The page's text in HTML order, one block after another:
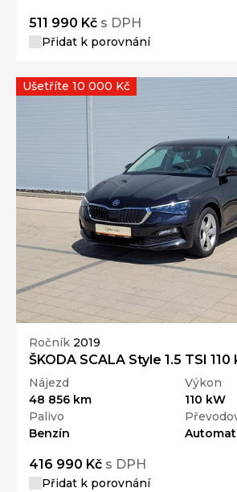
511 990 Kč s DPH
Přidat k porovnání
Ročník 2019
ŠKODA SCALA Style 1.5 TSI
Nájezd
48 856 km
Výkon
110 kW
Palivo
Benzín
416 990 Kč s DPH
Přidat k porovnání
Ušetříte 10 000 Kč